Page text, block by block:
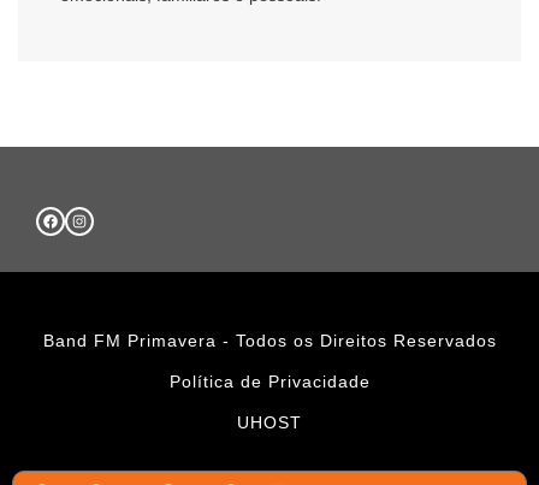
Band FM Primavera - Todos os Direitos Reservados
Política de Privacidade
UHOST